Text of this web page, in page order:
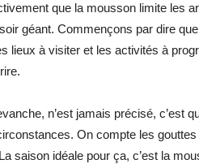
que la mousson limite les
géant. Commençons par dire
lieux à visiter et les activités à
n’est jamais précisé, c’est
On compte les
saison idéale pour ça, c’est la